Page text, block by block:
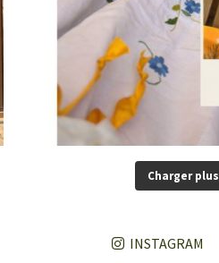
Charger plus
INSTAGRAM